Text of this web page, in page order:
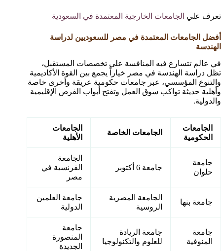
تعرف علي الجامعات الخارجية المعتمدة في السعودية
أفضل الجامعات المعتمدة في مصر للسعوديين لدراسة
الهندسة
في عالم تتسارع فيه المنافسة على تخصصات المستقبل،
تظل دراسة الهندسة في مصر خياراً يجمع بين القوة الأكاديمية
والتنوع المؤسسي، عبر جامعات حكومية عريقة وأخرى خاصة
وأهلية حديثة تواكب سوق العمل وتفتح أبواب الفرص الإقليمية
والدولية.
الجامعات
الحكومية
الجامعات الخاصة
الجامعات
الأهلية
جامعة
حلوان
جامعة 6 أكتوبر
الجامعة
الفرنسية في
مصر
جامعة بنها
الجامعة المصرية
الروسية
جامعة العلمين
الدولية
جامعة
المنوفية
جامعة الريادة
للعلوم والتكنولوجيا
جامعة
المنصورة
الجديدة